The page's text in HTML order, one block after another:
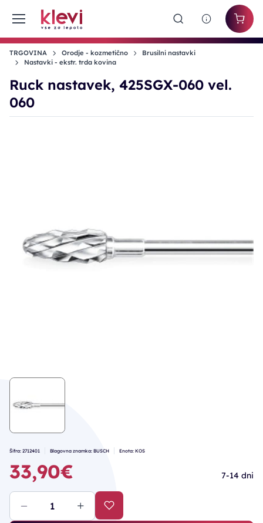
TRGOVINA Orodje - kozmetično
Brusilni nastavki
Nastavki - ekstr. trda kovina
Ruck nastavek, 425SGX-060 vel.
060
Šifra: 2712401 Blagovna znamka: BUSCH Enota: KOS
33,90€ 7-14 dni